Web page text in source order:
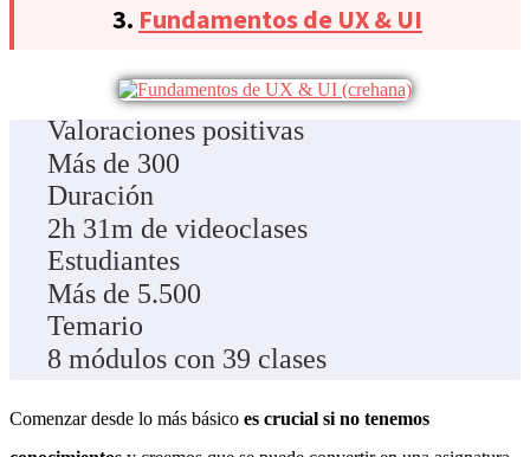
3. Fundamentos de UX & UI
Valoraciones positivas
Más de 300
Duración
2h 31m de videoclases
Estudiantes
Más de 5.500
Temario
8 módulos con 39 clases
Comenzar desde lo más básico es crucial si no tenemos